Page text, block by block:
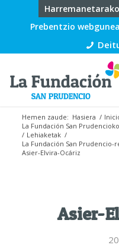
Harremanetarako
Prebentzio webgunea
Hemen zaude: Hasiera /
La Fundación San
/ Lehiaketak /
La Fundación San Prudencio-
Asier-Elvira-Ocáriz
Asier-